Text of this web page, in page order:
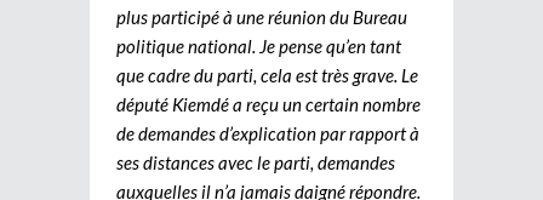
plus participé à une réunion du Bureau
politique national. Je pense qu’en tant
que cadre du parti, cela est très grave. Le
député Kiemdé a reçu un certain nombre
de demandes d’explication par rapport à
ses distances avec le parti, demandes
auxquelles il n’a jamais daigné répondre.